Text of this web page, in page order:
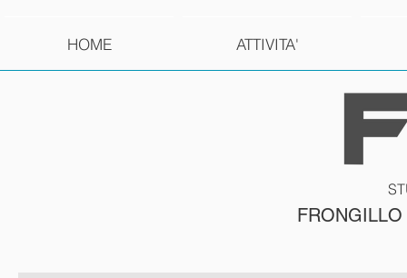
HOME ATTIVITA'